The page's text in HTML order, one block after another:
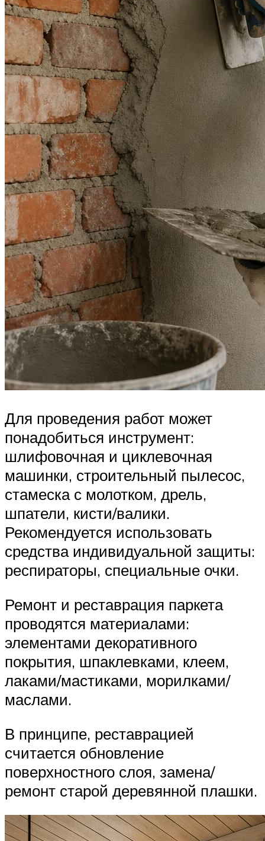
Для проведения работ может
понадобиться инструмент:
шлифовочная и циклевочная
машинки, строительный пылесос,
стамеска с молотком, дрель,
шпатели, кисти/валики.
Рекомендуется использовать
средства индивидуальной защиты:
респираторы, специальные очки.
Ремонт и реставрация паркета
проводятся материалами:
элементами декоративного
покрытия, шпаклевками, клеем,
лаками/мастиками, морилками/
маслами.
В принципе, реставрацией
считается обновление
поверхностного слоя, замена/
ремонт старой деревянной плашки.